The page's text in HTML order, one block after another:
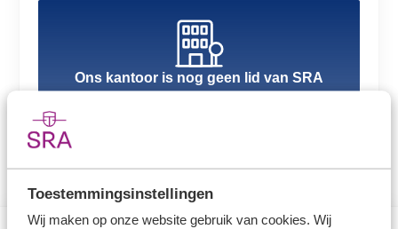
Toestemmingsinstellingen
Wij maken op onze website gebruik van cookies. Wij
Ons kantoor is nog geen lid van SRA